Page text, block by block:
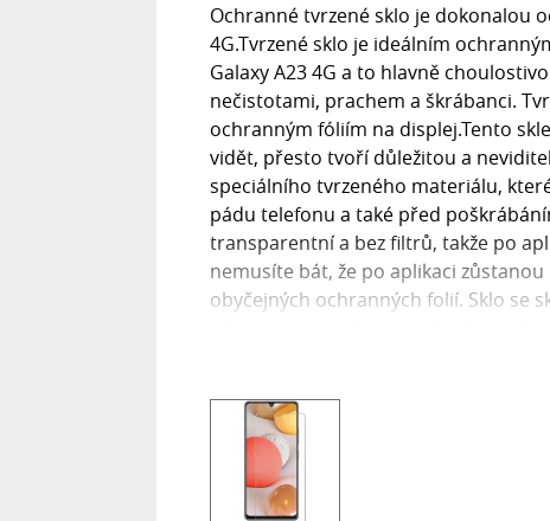
Ochranné tvrzené sklo je dokonalou
4G.Tvrzené sklo je ideálním
Galaxy A23 4G a to hlavně
nečistotami, prachem a škrábanci.
ochranným fóliím na displej.Tento
vidět, přesto tvoří důležitou a
speciálního tvrzeného materiálu,
pádu telefonu a také před
transparentní a bez filtrů, takže po
nemusíte bát, že po aplikaci
obyčejných ochranných folií. Sklo se
je vyrobena z NANO materiálu, prst
na vašem displeji.Sklo má vysokou
displeje, navíc je 100% průhledné a
několikanásobně zlepšíte ochranu
Samsung Galaxy A23 4G a zahrnuje